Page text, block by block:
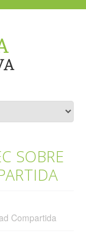
SOBRE
Compartida